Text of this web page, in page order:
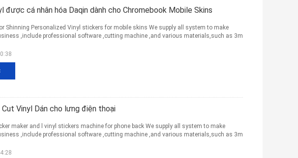
được cá nhân hóa Daqin dành cho Chromebook Mobile Skins
Shinning Personalized Vinyl stickers for mobile skins We supply all system to make
,include professional software ,cutting machine ,and various materials,such as 3m
Cut Vinyl Dán cho lưng điện thoại
maker and l vinyl stickers machine for phone back We supply all system to make
,include professional software ,cutting machine ,and various materials,such as 3m